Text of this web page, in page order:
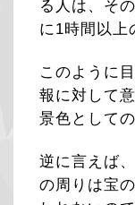
る人は、そ
に1時間以上
このように
報に対して
景色として
逆に言えば
の周りは宝